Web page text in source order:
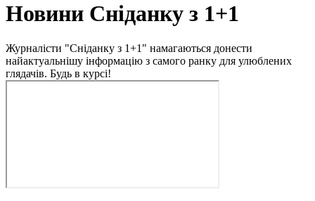
Новини Сніданку з 1+1
Журналісти "Сніданку з 1+1" намагаються донести
найактуальнішу інформацію з самого ранку для улюблених
глядачів. Будь в курсі!